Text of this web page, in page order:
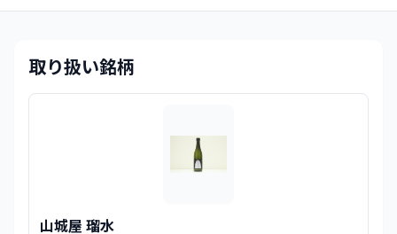
取り扱い銘柄
山城屋 瑠水